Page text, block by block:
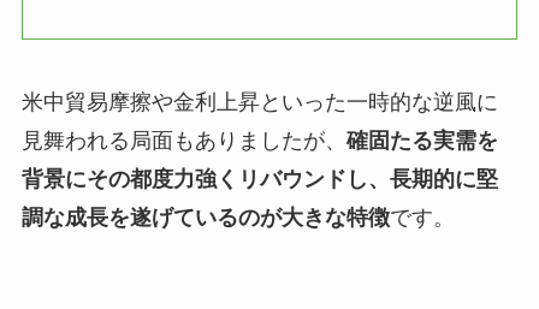
米中貿易摩擦や金利上昇といった一時的な逆風に
見舞われる局面もありましたが、 確固たる実需を
背景にその都度力強くリバウンドし、長期的に堅
調な成長を遂げているのが大きな特徴です。